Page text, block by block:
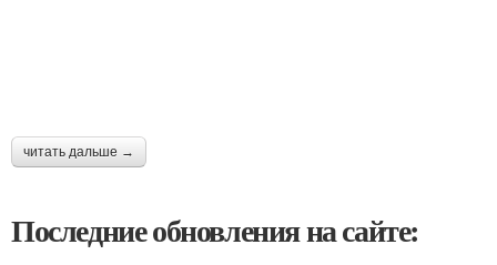
читать дальше →
Последние обновления на сайте: